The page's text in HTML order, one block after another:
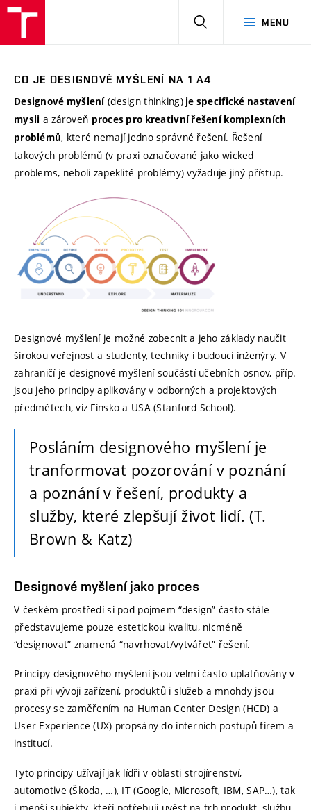
MENU
CO JE DESIGNOVÉ MYŠLENÍ NA 1 A4
Designové myšlení(design thinking)je specifické nastavení
mysli a zároveň proces pro kreativní řešení komplexních
problémů, které nemají jedno správné řešení. Řešení
takových problémů (v praxi označované jako wicked
problems, neboli zapeklité problémy) vyžaduje jiný přístup.
Designové myšlení je možné zobecnit a jeho základy naučit
širokou veřejnost a studenty, techniky i budoucí inženýry. V
zahraničí je designové myšlení součástí učebních osnov, příp.
jsou jeho principy aplikovány v odborných a projektových
předmětech, viz Finsko a USA (Stanford School).
Posláním designového myšlení je
tranformovat pozorování v poznání
a poznání v řešení, produkty a
služby, které zlepšují život lidí. (T.
Brown & Katz)
Designové myšlení jako proces
V českém prostředí si pod pojmem “design” často stále
představujeme pouze estetickou kvalitu, nicméně
“designovat” znamená “navrhovat/vytvářet” řešení.
Principy designového myšlení jsou velmi často uplatňovány v
praxi při vývoji zařízení, produktů i služeb a mnohdy jsou
procesy se zaměřením na Human Center Design (HCD) a
User Experience (UX) propsány do interních postupů firem a
institucí.
Tyto principy užívají jak lídři v oblasti strojírenství,
automotive (Škoda, …), IT (Google, Microsoft, IBM, SAP…), tak